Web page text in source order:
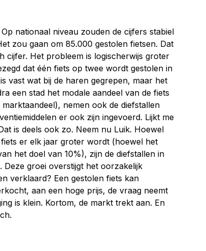
nationaal niveau zouden de cijfers stabiel
zou gaan om 85.000 gestolen fietsen. Dat
cijfer. Het probleem is logischerwijs groter
dat één fiets op twee wordt gestolen in
vast wat bij de haren gegrepen, maar het
een stad het modale aandeel van de fiets
nemen ook de diefstallen
er ook zijn ingevoerd. Lijkt me
is deels ook zo. Neem nu Luik. Hoewel
er elk jaar groter wordt (hoewel het
het doel van 10%), zijn de diefstallen in
Deze groei overstijgt het oorzakelijk
verklaard? Een gestolen fiets kan
aan een hoge prijs, de vraag neemt
is klein. Kortom, de markt trekt aan. En